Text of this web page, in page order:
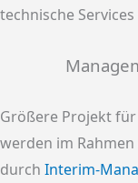
technische
Größere Projekt
werden im
durch Interim-